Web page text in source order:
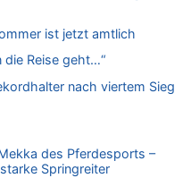
so niedrig wie noch nie
ist jetzt amtlich
ist jetzt amtlich
zu
ist jetzt amtlich
die Reise geht…“
nach viertem Sieg
des Pferdesports –
Springreiter